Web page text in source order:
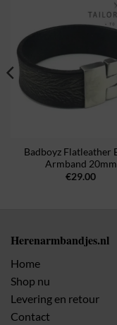
Badboyz Flatleather
Armband 20mm
€29.00
Herenarmbandjes.nl
Home
Shop nu
Levering en retour
Contact